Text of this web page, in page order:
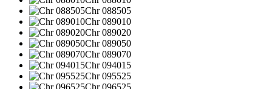
Chr 088505
Chr 089010
Chr 089020
Chr 089050
Chr 089070
Chr 094015
Chr 095525
Chr 096525